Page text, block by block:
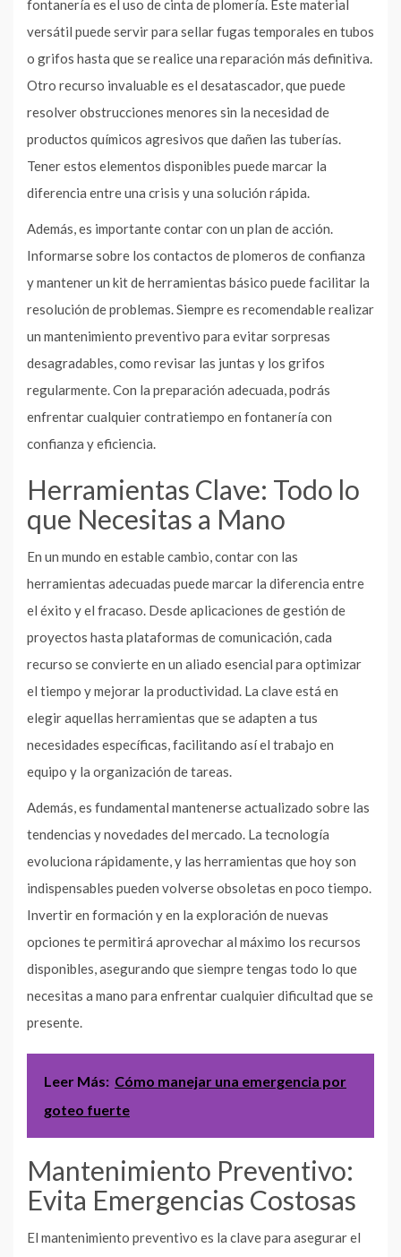
fontanería es el uso de cinta de plomería. Este material
versátil puede servir para sellar fugas temporales en tubos
o grifos hasta que se realice una reparación más definitiva.
Otro recurso invaluable es el desatascador, que puede
resolver obstrucciones menores sin la necesidad de
productos químicos agresivos que dañen las tuberías.
Tener estos elementos disponibles puede marcar la
diferencia entre una crisis y una solución rápida.
Además, es importante contar con un plan de acción.
Informarse sobre los contactos de plomeros de confianza
y mantener un kit de herramientas básico puede facilitar la
resolución de problemas. Siempre es recomendable realizar
un mantenimiento preventivo para evitar sorpresas
desagradables, como revisar las juntas y los grifos
regularmente. Con la preparación adecuada, podrás
enfrentar cualquier contratiempo en fontanería con
confianza y eficiencia.
Herramientas Clave: Todo lo
que Necesitas a Mano
En un mundo en estable cambio, contar con las
herramientas adecuadas puede marcar la diferencia entre
el éxito y el fracaso. Desde aplicaciones de gestión de
proyectos hasta plataformas de comunicación, cada
recurso se convierte en un aliado esencial para optimizar
el tiempo y mejorar la productividad. La clave está en
elegir aquellas herramientas que se adapten a tus
necesidades específicas, facilitando así el trabajo en
equipo y la organización de tareas.
Además, es fundamental mantenerse actualizado sobre las
tendencias y novedades del mercado. La tecnología
evoluciona rápidamente, y las herramientas que hoy son
indispensables pueden volverse obsoletas en poco tiempo.
Invertir en formación y en la exploración de nuevas
opciones te permitirá aprovechar al máximo los recursos
disponibles, asegurando que siempre tengas todo lo que
necesitas a mano para enfrentar cualquier dificultad que se
presente.
Leer Más: Cómo manejar una emergencia por
goteo fuerte
Mantenimiento Preventivo:
Evita Emergencias Costosas
El mantenimiento preventivo es la clave para asegurar el